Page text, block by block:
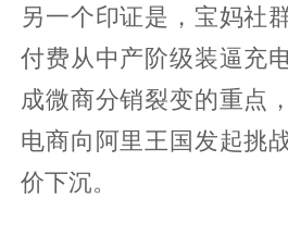
另一个印证是，宝妈社
付费从中产阶级装逼充
成微商分销裂变的重点
电商向阿里王国发起挑
价下沉。